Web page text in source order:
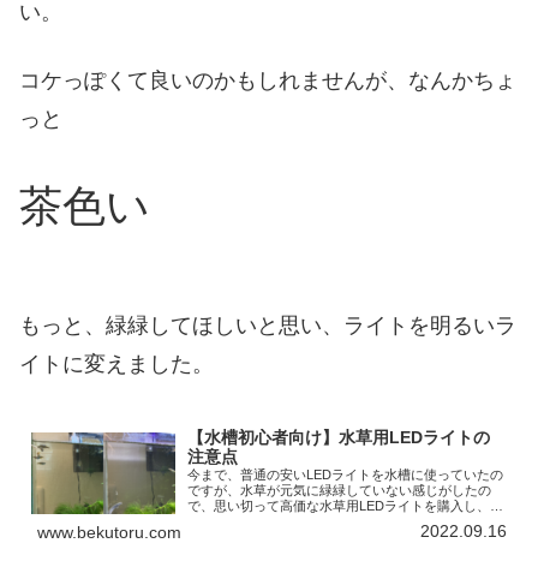
い。
コケっぽくて良いのかもしれませんが、なんかちょ
っと
茶色い
もっと、緑緑してほしいと思い、ライトを明るいラ
イトに変えました。
【水槽初心者向け】水草用LEDライトの
注意点
今まで、普通の安いLEDライトを水槽に使っていたの
ですが、水草が元気に緑緑していない感じがしたの
で、思い切って高価な水草用LEDライトを購入し、使
www.bekutoru.com 2022.09.16